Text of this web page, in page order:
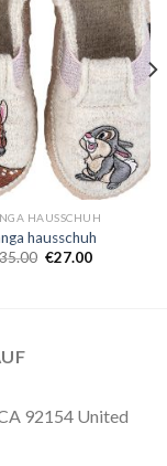
HAUSSCHUH
hausschuh
€27.00
92154 United